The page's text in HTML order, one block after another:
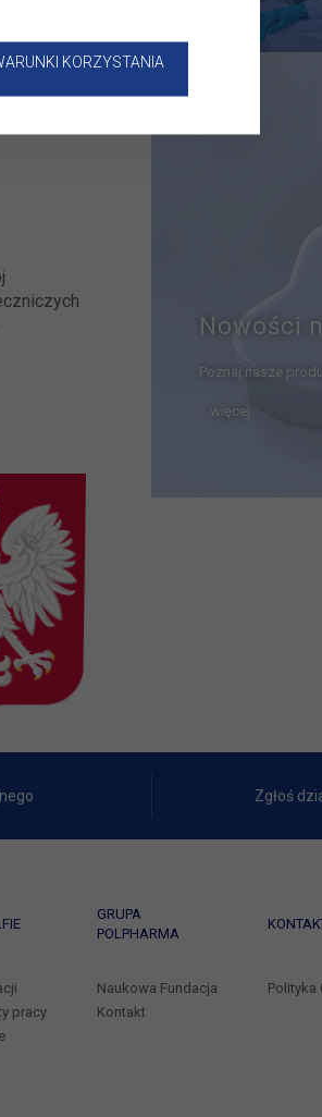
i
do
Nowości
Poznaj nasze
więcej
Zgłoś
pracy
GRUPA
POLPHARMA
Naukowa Fundacja
Kontakt
Polityka
KORZYSTANIA